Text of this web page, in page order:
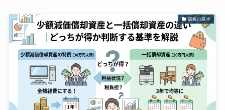
節税の基本